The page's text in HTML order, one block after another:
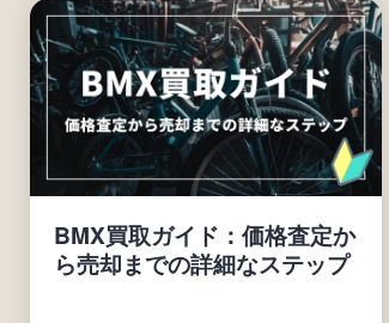
BMX買取ガイド：価格査定か
ら売却までの詳細なステップ